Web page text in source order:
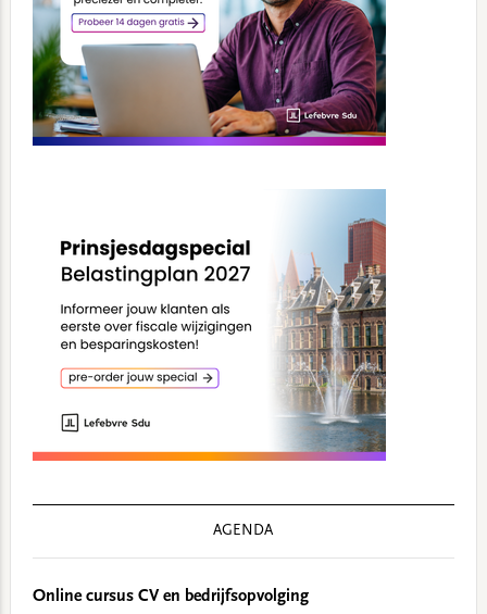
AGENDA
Online cursus CV en bedrijfsopvolging